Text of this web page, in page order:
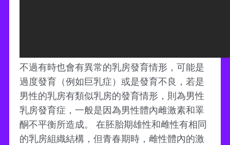
不過有時也會有異常的乳房發育情形，可能是
過度發育（例如巨乳症）或是發育不良，若是
男性的乳房有類似乳房的發育情形，則為男性
乳房發育症，一般是因為男性體內雌激素和睪
酮不平衡所造成。 在胚胎期雄性和雌性有相同
的乳房組織結構，但青春期時，雌性體內的激